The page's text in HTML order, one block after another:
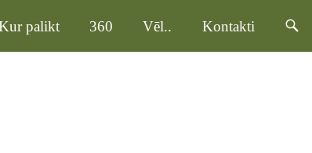
palikt 360 Vēl.. Kontakti